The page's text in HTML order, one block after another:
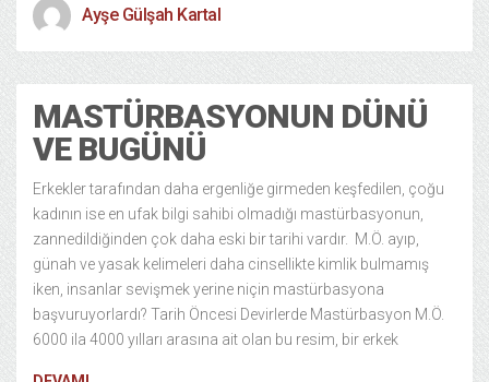
Ayşe Gülşah Kartal
MASTÜRBASYONUN DÜNÜ
VE BUGÜNÜ
Erkekler tarafından daha ergenliğe girmeden keşfedilen, çoğu
kadının ise en ufak bilgi sahibi olmadığı mastürbasyonun,
zannedildiğinden çok daha eski bir tarihi vardır. M.Ö. ayıp,
günah ve yasak kelimeleri daha cinsellikte kimlik bulmamış
iken, insanlar sevişmek yerine niçin mastürbasyona
başvuruyorlardı? Tarih Öncesi Devirlerde Mastürbasyon M.Ö.
6000 ila 4000 yılları arasına ait olan bu resim, bir erkek